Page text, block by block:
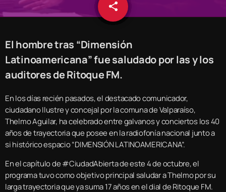
share
email
El hombre tras “Dimensión
Latinoamericana” fue saludado por las y los
auditores de Ritoque FM.
En los días recién pasados, el destacado comunicador,
ciudadano Ilustre y concejal por la comuna de Valparaíso,
Thelmo Aguilar, ha celebrado entre galvanos y conciertos los 40
años de trayectoria que posee en la radiofonía nacional junto a
si histórico espacio “DIMENSIÓN LATINOAMERICANA”.
En el capítulo de #CiudadAbierta de este 4 de octubre, el
programa tuvo como objetivo principal saludar a Thelmo por su
larga trayectoria que ya suma 17 años en el dial de Ritoque FM.